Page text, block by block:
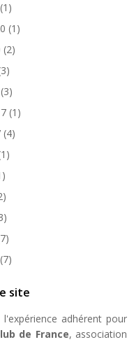
(1)
(1)
(2)
(3)
(1)
(4)
(7)
site
adhérent pour
de France, association